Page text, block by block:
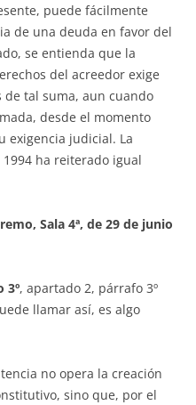
puede fá­cilmente
de una deuda en favor del
se entienda que la
del acreedor exige
tal su­ma, aun cuando
desde el momento
exigencia judicial. La
ha reiterado igual
Sala 4ª, de 29 de junio
3º, apartado 2, párrafo 3º
llamar así, es algo
no opera la creación
sino que, por el